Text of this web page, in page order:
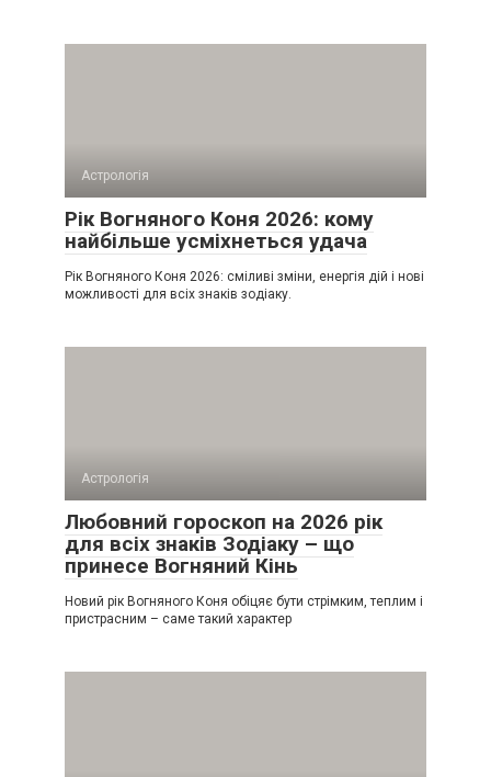
Астрологія
Рік Вогняного Коня 2026: кому
найбільше усміхнеться удача
Рік Вогняного Коня 2026: сміливі зміни, енергія дій і нові
можливості для всіх знаків зодіаку.
Астрологія
Любовний гороскоп на 2026 рік
для всіх знаків Зодіаку – що
принесе Вогняний Кінь
Новий рік Вогняного Коня обіцяє бути стрімким, теплим і
пристрасним – саме такий характер